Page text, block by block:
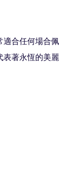
適合任何場合佩
表著永恆的美麗